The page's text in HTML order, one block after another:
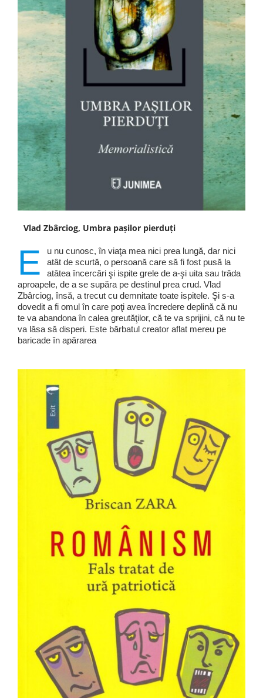
Vlad Zbârciog, Umbra pașilor pierduți
E
u nu cunosc, în viaţa mea nici prea lungă, dar nici
atât de scurtă, o persoană care să fi fost pusă la
atâtea încercări şi ispite grele de a-şi uita sau trăda
aproapele, de a se supăra pe destinul prea crud. Vlad
Zbârciog, însă, a trecut cu demnitate toate ispitele. Şi s-a
dovedit a fi omul în care poţi avea încredere deplină că nu
te va abandona în calea greutăţilor, că te va sprijini, că nu te
va lăsa să disperi. Este bărbatul creator aflat mereu pe
baricade în apărarea